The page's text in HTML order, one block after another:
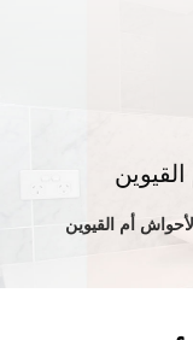
أم القيوين